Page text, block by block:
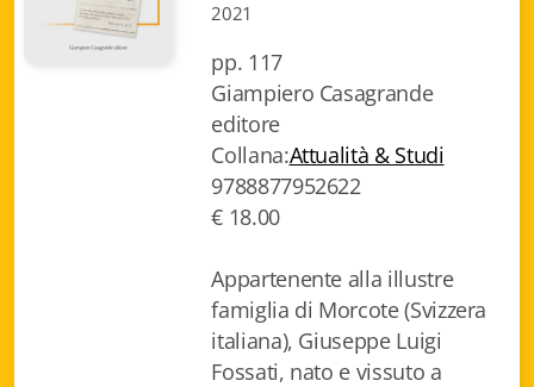
2021
pp. 117
Giampiero Casagrande
editore
Collana:Attualità & Studi
9788877952622
€ 18.00
Appartenente alla illustre
famiglia di Morcote (Svizzera
italiana), Giuseppe Luigi
Fossati, nato e vissuto a
Fidia. Max Museo Chiasso